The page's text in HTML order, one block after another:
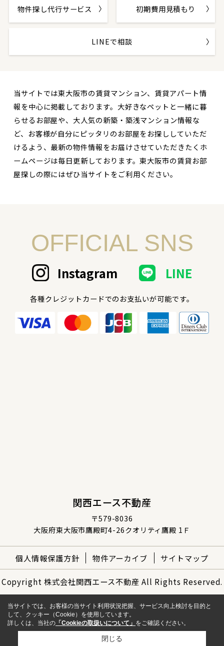
物件探し代行サービス 初期費用見積もり
LINEで相談
当サイトでは東大阪市の賃貸マンション、賃貸アパート情
報を中心に掲載しております。大好きなペットと一緒に暮
らせるお部屋や、大人気の新築・築浅マンション情報な
ど、お客様が自分にピッタリのお部屋をお探ししていただ
けるよう、最新の物件情報をお届けさせていただきたくホ
ームページは毎日更新しております。東大阪市の賃貸お部
屋探しの際にはぜひ当サイトをご利用ください。
OFFICIAL SNS
Instagram LINE
各種クレジットカードでのお支払いが可能です。
関西エース不動産
〒579-8036
大阪府東大阪市鷹殿町4-26クオリティ鷹殿 1Ｆ
個人情報保護方針 物件アーカイブ サイトマップ
Copyright 株式会社関西エース不動産 All Rights Reserved.
当サイトでは、お客様の当サイト利用状況把握、サービス向上検討を目的と
して、クッキー（Cookie）を使用しています。
詳しくは、当社の 「Cookieの取扱いについて」 をご確認ください。
閉じる